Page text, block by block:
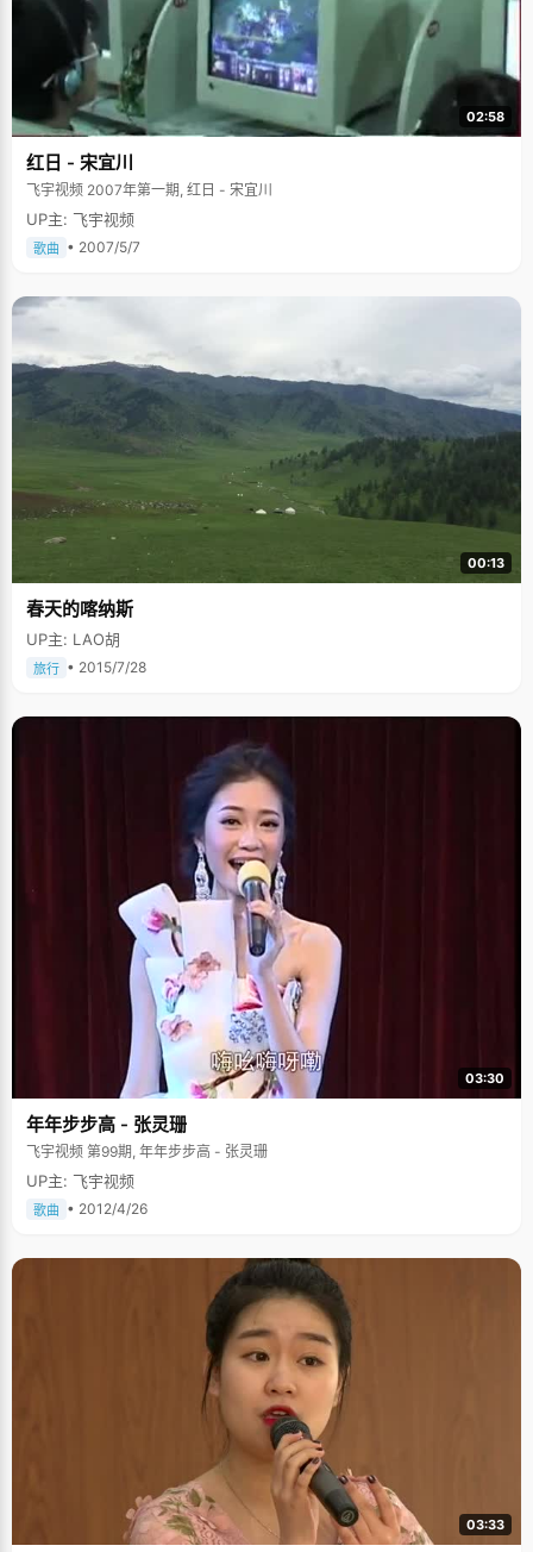
02:58
红日 - 宋宜川
飞宇视频 2007年第一期, 红日 - 宋宜川
UP主: 飞宇视频
歌曲 • 2007/5/7
00:13
春天的喀纳斯
UP主: LAO胡
旅行 • 2015/7/28
03:30
年年步步高 - 张灵珊
飞宇视频 第99期, 年年步步高 - 张灵珊
UP主: 飞宇视频
歌曲 • 2012/4/26
03:33